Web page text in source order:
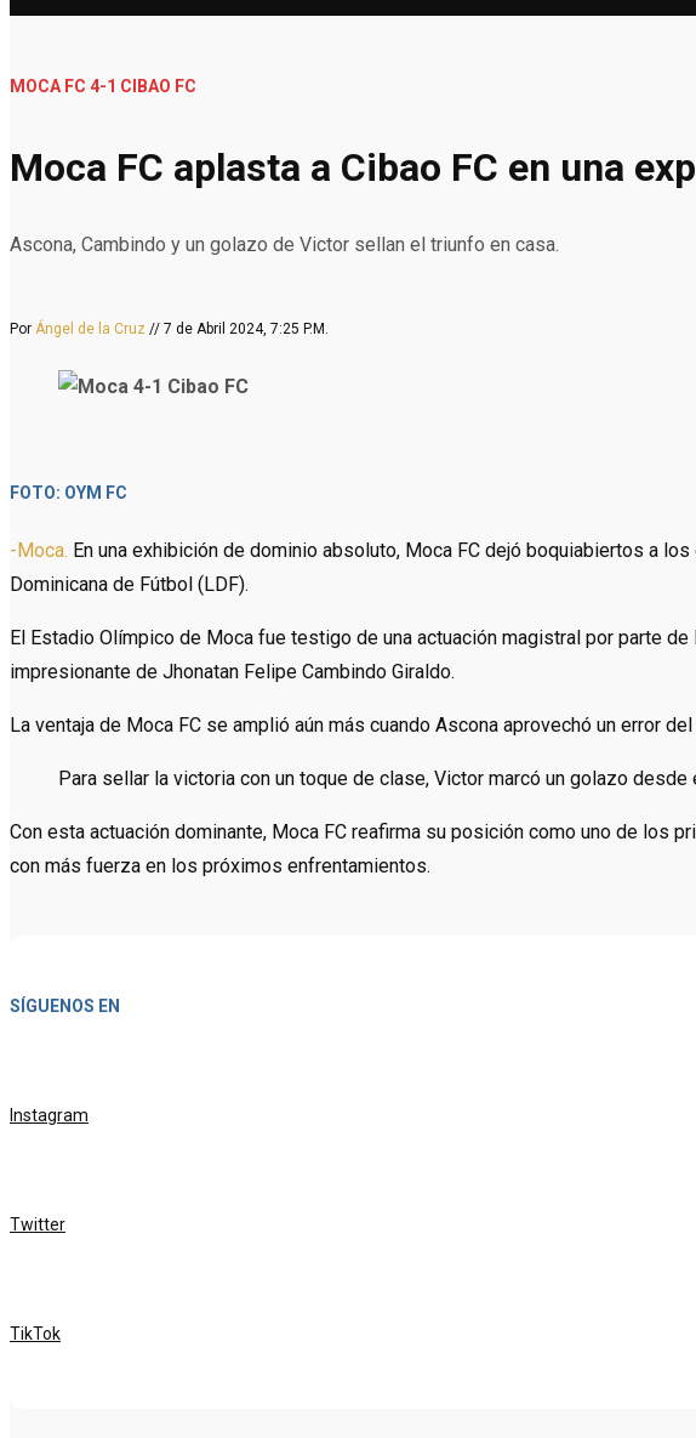
MOCA FC 4-1 CIBAO FC
Moca FC aplasta a Cibao FC en una
Ascona, Cambindo y un golazo de Victor sellan el triunfo en casa.
Por Ángel de la Cruz // 7 de Abril 2024, 7:25 P.M.
FOTO: OYM FC
-Moca. En una exhibición de dominio absoluto, Moca FC dejó boquiabiertos a
Dominicana de Fútbol (LDF).
El Estadio Olímpico de Moca fue testigo de una actuación magistral por parte
impresionante de Jhonatan Felipe Cambindo Giraldo.
La ventaja de Moca FC se amplió aún más cuando Ascona aprovechó un error
Para sellar la victoria con un toque de clase, Victor marcó un golazo
Con esta actuación dominante, Moca FC reafirma su posición como uno de los
con más fuerza en los próximos enfrentamientos.
SÍGUENOS EN
Instagram
Twitter
TikTok